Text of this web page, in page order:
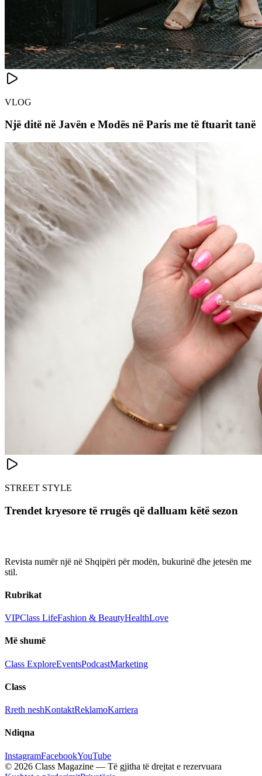
VLOG
Një ditë në Javën e Modës në Paris me të ftuarit tanë
STREET STYLE
Trendet kryesore të rrugës që dalluam këtë sezon
Revista numër një në Shqipëri për modën, bukurinë dhe jetesën me
stil.
Rubrikat
VIPClass LifeFashion & BeautyHealthLove
Më shumë
Class ExploreEventsPodcastMarketing
Class
Rreth neshKontaktReklamoKarriera
Ndiqna
InstagramFacebookYouTube
© 2026 Class Magazine — Të gjitha të drejtat e rezervuara